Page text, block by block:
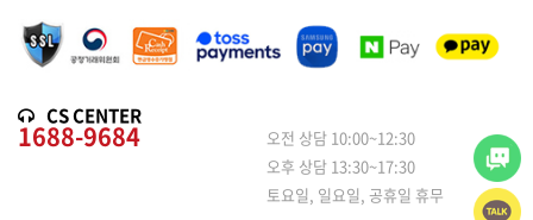
CS CENTER
1688-9684
오전 상담 10:00~12:30
오후 상담 13:30~17:30
토요일, 일요일, 공휴일 휴무